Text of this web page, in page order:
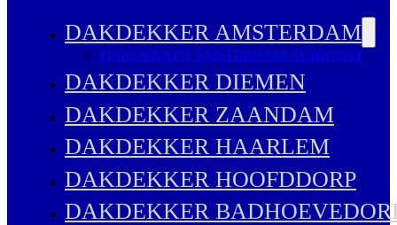
DAKDEKKER AMSTERDAM
DAKDEKKER AMSTERDAM-ZUIDOOST
DAKDEKKER DIEMEN
DAKDEKKER ZAANDAM
DAKDEKKER HAARLEM
DAKDEKKER HOOFDDORP
DAKDEKKER